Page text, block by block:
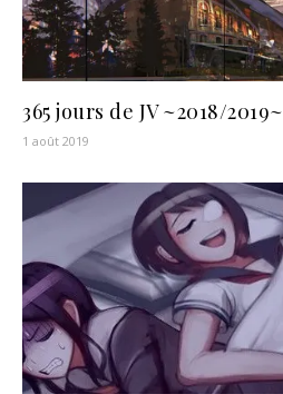
365 jours de JV ~2018/2019~
1 août 2019